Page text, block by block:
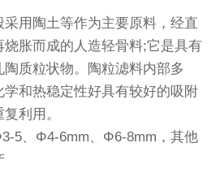
用陶土等作为主要原料，经直
胀而成的人造轻骨料;它是具有
质粒状物。陶粒滤料内部多
和热稳定性好具有较好的吸附
利用。
、Φ4-6mm、Φ6-8mm，其他